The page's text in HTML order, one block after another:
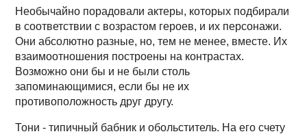
Необычайно порадовали актеры, которых подбирали
в соответствии с возрастом героев, и их персонажи.
Они абсолютно разные, но, тем не менее, вместе. Их
взаимоотношения построены на контрастах.
Возможно они бы и не были столь
запоминающимися, если бы не их
противоположность друг другу.
Тони - типичный бабник и обольститель. На его счету